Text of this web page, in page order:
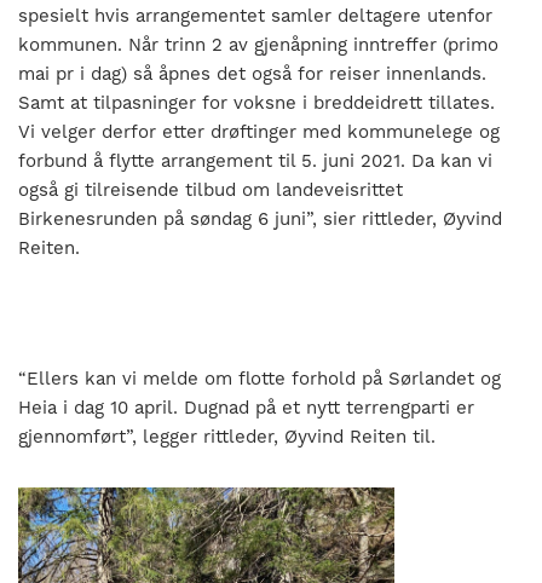
spesielt hvis arrangementet samler deltagere utenfor
kommunen. Når trinn 2 av gjenåpning inntreffer (primo
mai pr i dag) så åpnes det også for reiser innenlands.
Samt at tilpasninger for voksne i breddeidrett tillates.
Vi velger derfor etter drøftinger med kommunelege og
forbund å flytte arrangement til 5. juni 2021. Da kan vi
også gi tilreisende tilbud om landeveisrittet
Birkenesrunden på søndag 6 juni”, sier rittleder, Øyvind
Reiten.
“Ellers kan vi melde om flotte forhold på Sørlandet og
Heia i dag 10 april. Dugnad på et nytt terrengparti er
gjennomført”, legger rittleder, Øyvind Reiten til.